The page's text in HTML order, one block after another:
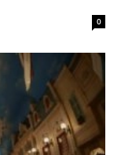
0